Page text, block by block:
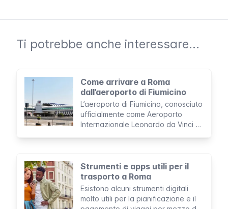
Ti potrebbe anche interessare...
Come arrivare a Roma
dall’aeroporto di Fiumicino
L’aeroporto di Fiumicino, conosciuto
ufficialmente come Aeroporto
Internazionale Leonardo da Vinci è
Strumenti e apps utili per il
trasporto a Roma
Esistono alcuni strumenti digitali
molto utili per la pianificazione e il